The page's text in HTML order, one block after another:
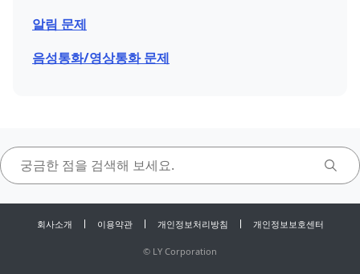
알림 문제
음성통화/영상통화 문제
회사소개 이용약관 개인정보처리방침 개인정보보호센터
© LY Corporation